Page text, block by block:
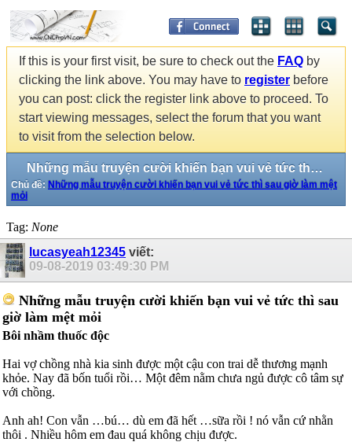
If this is your first visit, be sure to check out the FAQ by
clicking the link above. You may have to register before
you can post: click the register link above to proceed. To
start viewing messages, select the forum that you want
to visit from the selection below.
Những mẫu truyện cười khiến bạn vui vẻ tức thì sau giờ làm mệt mỏi
Chủ đề: Những mẫu truyện cười khiến bạn vui vẻ tức thì sau giờ làm mệt
mỏi
Tag: None
lucasyeah12345 viết:
09-08-2019 03:49:30 PM
Những mẫu truyện cười khiến bạn vui vẻ tức thì sau
giờ làm mệt mỏi
Bôi nhầm thuốc độc
Hai vợ chồng nhà kia sinh được một cậu con trai dễ thương mạnh
khỏe. Nay đã bốn tuổi rồi… Một đêm nằm chưa ngủ được cô tâm sự
với chồng.
Anh ah! Con vẫn …bú… dù em đã hết …sữa rồi ! nó vẫn cứ nhằn
thôi . Nhiều hôm em đau quá không chịu được.